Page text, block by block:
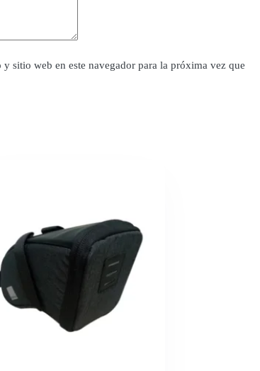
sitio web en este navegador para la próxima vez que